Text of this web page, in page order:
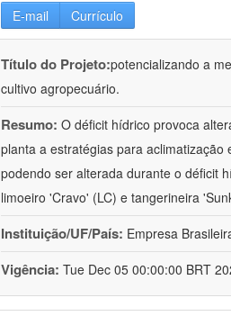
E-mail Currículo
Título do Projeto:potencializando a
cultivo agropecuário.
Resumo: O déficit hídrico provoca
planta a estratégias para
podendo ser alterada durante o déficit
limoeiro 'Cravo' (LC) e tangerineira
Instituição/UF/País: Empresa
Vigência: Tue Dec 05 00:00:00 BRT